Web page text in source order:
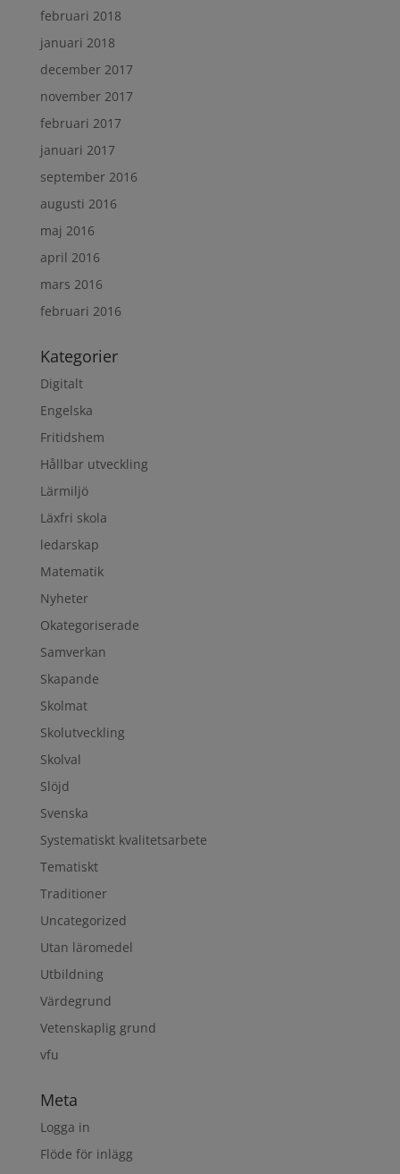
februari 2018
januari 2018
december 2017
november 2017
februari 2017
januari 2017
september 2016
augusti 2016
maj 2016
april 2016
mars 2016
februari 2016
Kategorier
Digitalt
Engelska
Fritidshem
Hållbar utveckling
Lärmiljö
Läxfri skola
ledarskap
Matematik
Nyheter
Okategoriserade
Samverkan
Skapande
Skolmat
Skolutveckling
Skolval
Slöjd
Svenska
Systematiskt kvalitetsarbete
Tematiskt
Traditioner
Uncategorized
Utan läromedel
Utbildning
Värdegrund
Vetenskaplig grund
vfu
Meta
Logga in
Flöde för inlägg